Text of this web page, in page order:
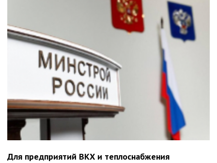
Для предприятий ВКХ и теплоснабжения